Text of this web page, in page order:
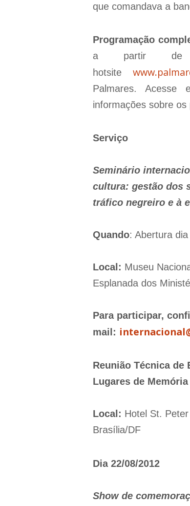
que comandava a
Programação
a partir de
hotsite
Palmares. Acesse
informações sobre
Serviço
Seminário
cultura: gestão dos
tráfico negreiro e à
Quando: Abertura
Local: Museu
Esplanada dos
Para participar,
mail:
Reunião Técnica
Lugares de
Local: Hotel St.
Brasília/DF
Dia 22/08/2012
Show de